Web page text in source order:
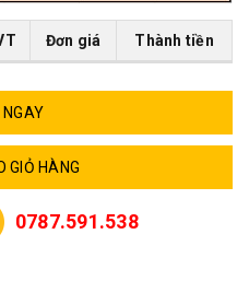
Đơn giá Thành tiền
GIỎ HÀNG
0787.591.538